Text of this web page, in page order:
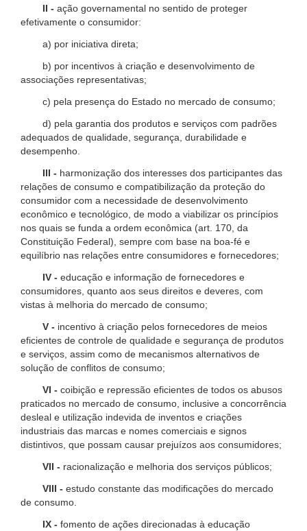
II - ação governamental no sentido de proteger
efetivamente o consumidor:
a) por iniciativa direta;
b) por incentivos à criação e desenvolvimento de
associações representativas;
c) pela presença do Estado no mercado de consumo;
d) pela garantia dos produtos e serviços com padrões
adequados de qualidade, segurança, durabilidade e
desempenho.
III - harmonização dos interesses dos participantes das
relações de consumo e compatibilização da proteção do
consumidor com a necessidade de desenvolvimento
econômico e tecnológico, de modo a viabilizar os princípios
nos quais se funda a ordem econômica (art. 170, da
Constituição Federal), sempre com base na boa-fé e
equilíbrio nas relações entre consumidores e fornecedores;
IV - educação e informação de fornecedores e
consumidores, quanto aos seus direitos e deveres, com
vistas à melhoria do mercado de consumo;
V - incentivo à criação pelos fornecedores de meios
eficientes de controle de qualidade e segurança de produtos
e serviços, assim como de mecanismos alternativos de
solução de conflitos de consumo;
VI - coibição e repressão eficientes de todos os abusos
praticados no mercado de consumo, inclusive a concorrência
desleal e utilização indevida de inventos e criações
industriais das marcas e nomes comerciais e signos
distintivos, que possam causar prejuízos aos consumidores;
VII - racionalização e melhoria dos serviços públicos;
VIII - estudo constante das modificações do mercado
de consumo.
IX - fomento de ações direcionadas à educação